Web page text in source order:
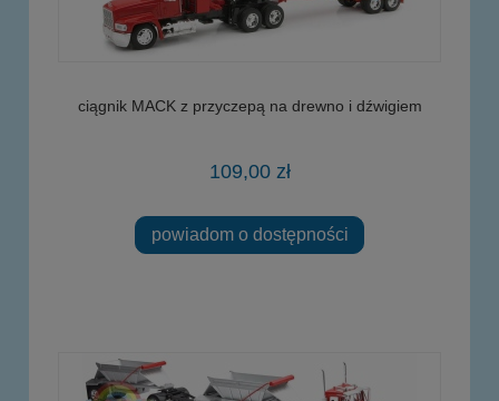
ciągnik MACK z przyczepą na drewno i dźwigiem
109,00 zł
powiadom o dostępności